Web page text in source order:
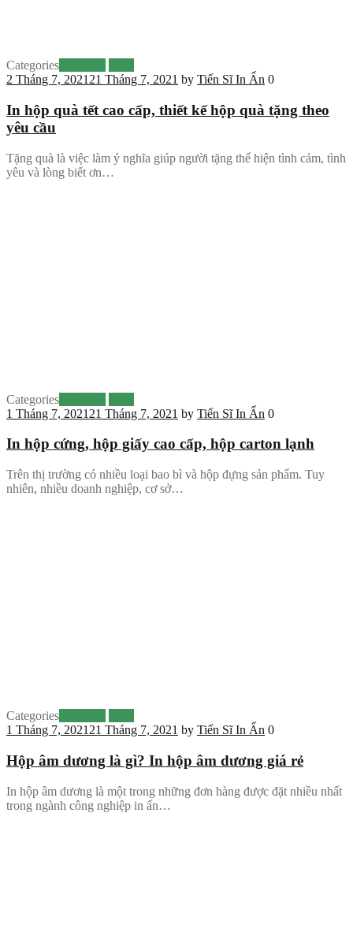
Categories
2 Tháng 7, 2021 21 Tháng 7, 2021 by Tiến Sĩ In Ấn 0
In hộp quà tết cao cấp, thiết kế hộp quà tặng theo
yêu cầu
Tặng quà là việc làm ý nghĩa giúp người tặng thể hiện tình cảm, tình
yêu và lòng biết ơn…
Categories
1 Tháng 7, 2021 21 Tháng 7, 2021 by Tiến Sĩ In Ấn 0
In hộp cứng, hộp giấy cao cấp, hộp carton lạnh
Trên thị trường có nhiều loại bao bì và hộp đựng sản phẩm. Tuy
nhiên, nhiều doanh nghiệp, cơ sở…
Categories
1 Tháng 7, 2021 21 Tháng 7, 2021 by Tiến Sĩ In Ấn 0
Hộp âm dương là gì? In hộp âm dương giá rẻ
In hộp âm dương là một trong những đơn hàng được đặt nhiều nhất
trong ngành công nghiệp in ấn…